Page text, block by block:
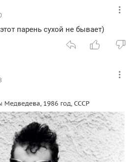
парень сухой не бывает)